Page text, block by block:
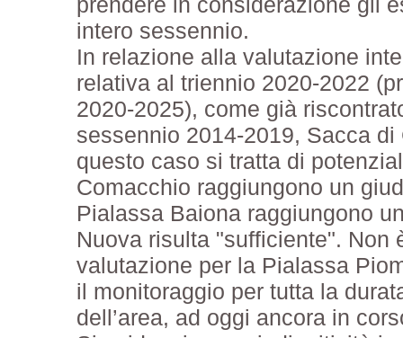
intero sessennio.
In relazione alla valutazione
relativa al triennio 2020-2022
2020-2025), come già
sessennio 2014-2019, Sacca
questo caso si tratta di
Comacchio raggiungono un
Pialassa Baiona raggiungono
Nuova risulta "sufficiente". Non
valutazione per la Pialassa
il monitoraggio per tutta la
dell’area, ad oggi ancora in